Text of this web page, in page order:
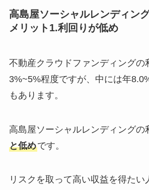
高島屋ソーシャルレンディン
メリット1.利回りが低め
不動産クラウドファンディングの
3%~5%程度ですが、中には年
もあります。
高島屋ソーシャルレンディングの
と低めです。
リスクを取って高い収益を得たい